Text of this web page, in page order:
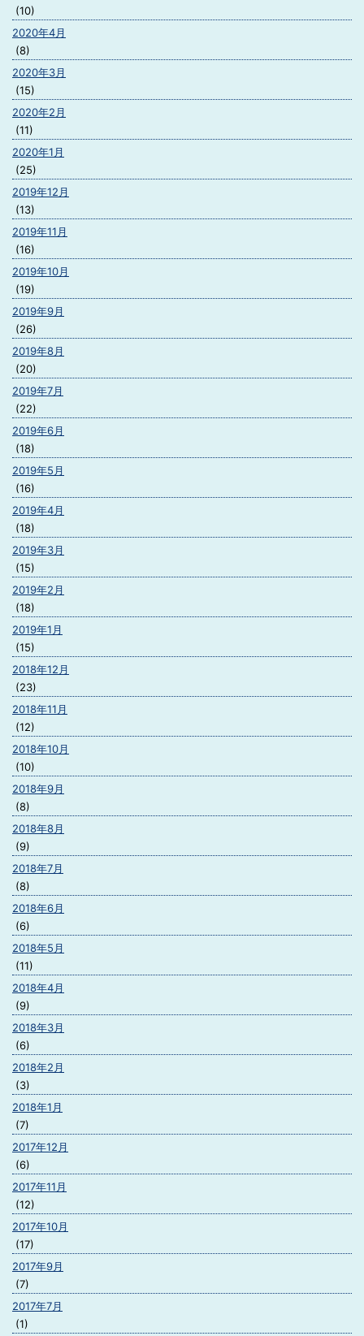
(10)
2020年4月
(8)
2020年3月
(15)
2020年2月
(11)
2020年1月
(25)
2019年12月
(13)
2019年11月
(16)
2019年10月
(19)
2019年9月
(26)
2019年8月
(20)
2019年7月
(22)
2019年6月
(18)
2019年5月
(16)
2019年4月
(18)
2019年3月
(15)
2019年2月
(18)
2019年1月
(15)
2018年12月
(23)
2018年11月
(12)
2018年10月
(10)
2018年9月
(8)
2018年8月
(9)
2018年7月
(8)
2018年6月
(6)
2018年5月
(11)
2018年4月
(9)
2018年3月
(6)
2018年2月
(3)
2018年1月
(7)
2017年12月
(6)
2017年11月
(12)
2017年10月
(17)
2017年9月
(7)
2017年7月
(1)